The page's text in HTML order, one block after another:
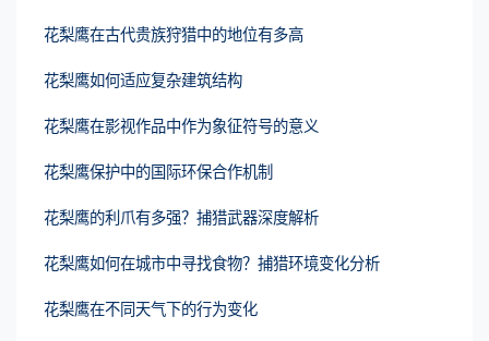
花梨鹰在古代贵族狩猎中的地位有多高
花梨鹰如何适应复杂建筑结构
花梨鹰在影视作品中作为象征符号的意义
花梨鹰保护中的国际环保合作机制
花梨鹰的利爪有多强？捕猎武器深度解析
花梨鹰如何在城市中寻找食物？捕猎环境变化分析
花梨鹰在不同天气下的行为变化